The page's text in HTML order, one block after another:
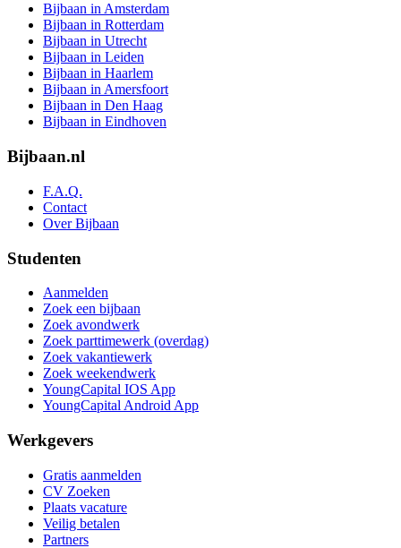
Bijbaan in Amsterdam
Bijbaan in Rotterdam
Bijbaan in Utrecht
Bijbaan in Leiden
Bijbaan in Haarlem
Bijbaan in Amersfoort
Bijbaan in Den Haag
Bijbaan in Eindhoven
Bijbaan.nl
F.A.Q.
Contact
Over Bijbaan
Studenten
Aanmelden
Zoek een bijbaan
Zoek avondwerk
Zoek parttimewerk (overdag)
Zoek vakantiewerk
Zoek weekendwerk
YoungCapital IOS App
YoungCapital Android App
Werkgevers
Gratis aanmelden
CV Zoeken
Plaats vacature
Veilig betalen
Partners